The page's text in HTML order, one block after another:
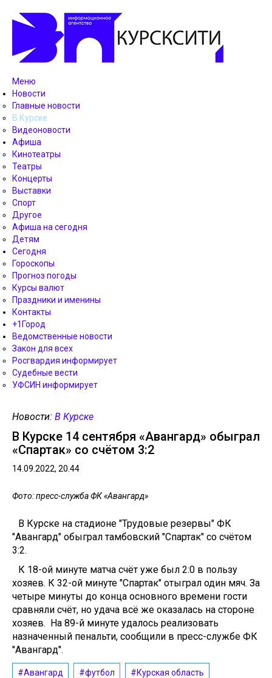
Меню
Новости
Главные новости
В Курске
Видеоновости
Афиша
Кинотеатры
Театры
Концерты
Выставки
Спорт
Другое
Афиша на сегодня
Детям
Сегодня
Гороскопы
Прогноз погоды
Курсы валют
Праздники и именины
Контакты
+1Город
Ведомственные новости
Закон для всех
Росгвардия информирует
Судебные вести
УФСИН информирует
Новости: В Курске
В Курске 14 сентября «Авангард» обыграл
«Спартак» со счётом 3:2
14.09.2022, 20.44
Фото: пресс-служба ФК «Авангард»
В Курске на стадионе "Трудовые резервы" ФК
"Авангард" обыграл тамбовский "Спартак" со счётом
3:2.
К 18-ой минуте матча счёт уже был 2:0 в пользу
хозяев. К 32-ой минуте "Спартак" отыграл один мяч. За
четыре минуты до конца основного времени гости
сравняли счёт, но удача всё же оказалась на стороне
хозяев. На 89-й минуте удалось реализовать
назначенный пенальти, сообщили в пресс-службе ФК
"Авангард".
#Авангард #футбол #Курская область